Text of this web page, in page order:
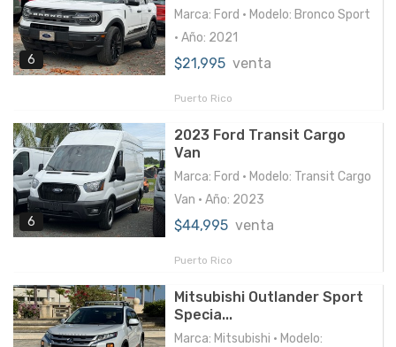
6
Marca: Ford • Modelo: Bronco Sport
• Año: 2021
$21,995 venta
Puerto Rico
6
2023 Ford Transit Cargo
Van
Marca: Ford • Modelo: Transit Cargo
Van • Año: 2023
$44,995 venta
Puerto Rico
Mitsubishi Outlander Sport
Specia...
Marca: Mitsubishi • Modelo: